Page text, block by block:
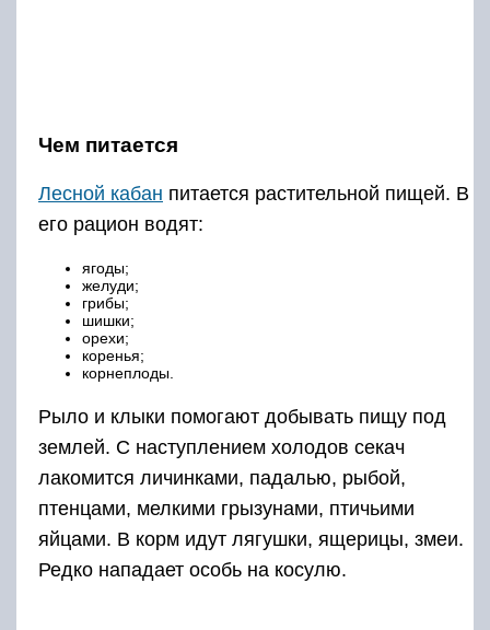
Чем питается
Лесной кабан питается растительной пищей. В
его рацион водят:
ягоды;
желуди;
грибы;
шишки;
орехи;
коренья;
корнеплоды.
Рыло и клыки помогают добывать пищу под
землей. С наступлением холодов секач
лакомится личинками, падалью, рыбой,
птенцами, мелкими грызунами, птичьими
яйцами. В корм идут лягушки, ящерицы, змеи.
Редко нападает особь на косулю.